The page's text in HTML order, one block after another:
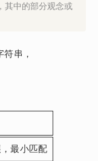
其中的部分观念或
串，
最小匹配